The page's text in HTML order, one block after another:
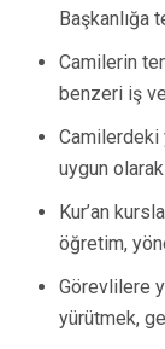
Başkanlığa
Camilerin
benzeri iş
Camilerdeki
uygun olarak
Kur’an
öğretim,
Görevlilere
yürütmek,